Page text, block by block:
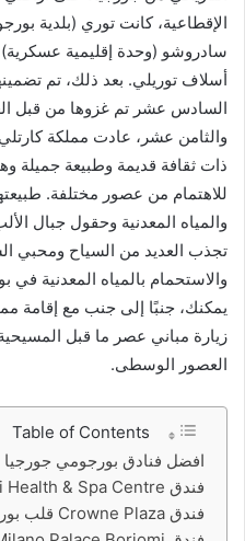
الإقطاعية، كانت توري (بلدية
سادروشو (وحدة إقليمية عسكرية)
أسلاف توريلي. بعد ذلك، تم
السادس عشر تم غزوها من قبل
والثامن عشر، عادت مملكة
ذات ثقافة قديمة وطبيعة جميلة
للاهتمام من عصور مختلفة.
والمياه المعدنية وحقول جبال
تجذب العديد من السياح ومحبي
والاستحمام بالمياه المعدنية
يمكنك، جنبًا إلى جنب مع إقامة
زيارة مباني عصر ما قبل
العصور الوسطى.
Table of Contents
افضل فنادق بورجومي جورجيا
فندق Borjomi Likani Health & Spa Centre للاسترخاء
فندق Crowne Plaza قلب بورجومي